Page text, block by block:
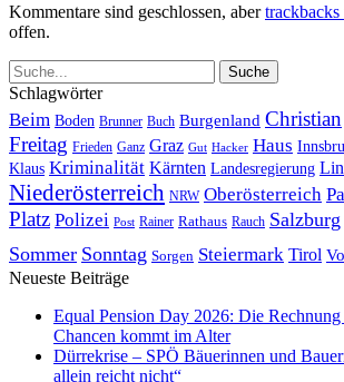
Kommentare sind geschlossen, abertrackbacks
offen.
Schlagwörter
Beim Boden Brunner Buch Burgenland Christian
Freitag Frieden Ganz Graz Gut Hacker Haus
Klaus Kriminalität Kärnten Landesregierung
Niederösterreich NRW Oberösterreich
Platz Polizei Post Rainer Rathaus Rauch Salzburg
Sommer Sonntag Sorgen Steiermark Tirol
Neueste Beiträge
Equal Pension Day 2026: Die
Chancen kommt im Alter
Dürrekrise – SPÖ Bäuerinnen und
allein reicht nicht“